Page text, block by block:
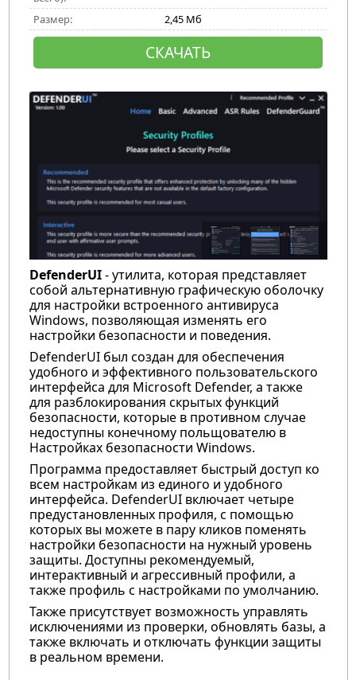
Размер: 2,45 Мб
СКАЧАТЬ
DefenderUI- утилита, которая представляет
собой альтернативную графическую оболочку
для настройки встроенного антивируса
Windows, позволяющая изменять его
настройки безопасности и поведения.
DefenderUI был создан для обеспечения
удобного и эффективного пользовательского
интерфейса для Microsoft Defender, а также
для разблокирования скрытых функций
безопасности, которые в противном случае
недоступны конечному польщователю в
Настройках безопасности Windows.
Программа предоставляет быстрый доступ ко
всем настройкам из единого и удобного
интерфейса. DefenderUI включает четыре
предустановленных профиля, с помощью
которых вы можете в пару кликов поменять
настройки безопасности на нужный уровень
защиты. Доступны рекомендуемый,
интерактивный и агрессивный профили, а
также профиль с настройками по умолчанию.
Также присутствует возможность управлять
исключениями из проверки, обновлять базы, а
также включать и отключать функции защиты
в реальном времени.